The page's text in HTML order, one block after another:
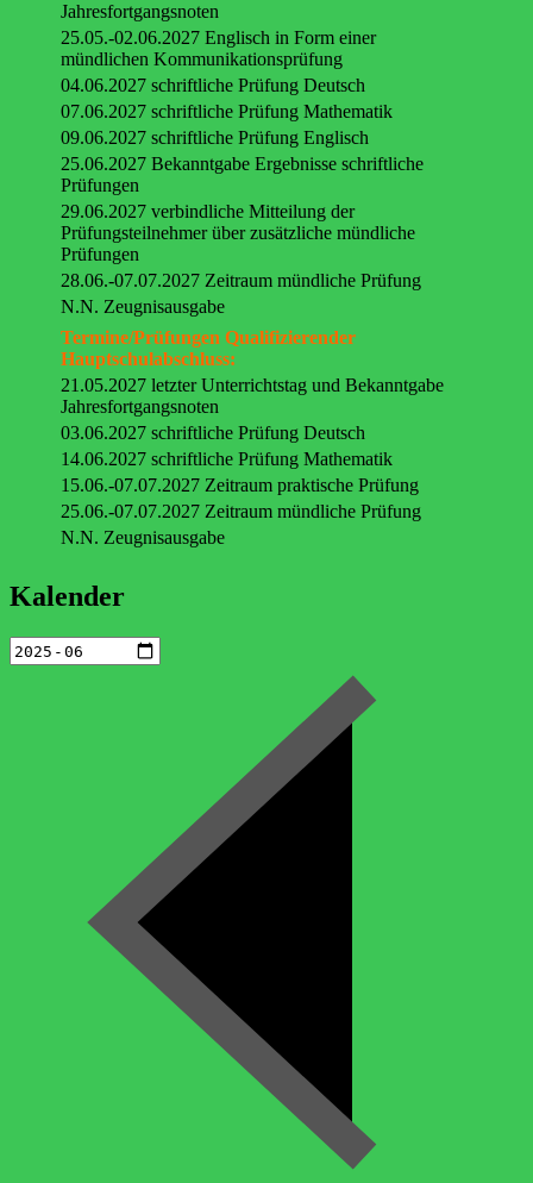
Jahresfortgangsnoten
25.05.-02.06.2027 Englisch in Form einer
mündlichen Kommunikationsprüfung
04.06.2027 schriftliche Prüfung Deutsch
07.06.2027 schriftliche Prüfung Mathematik
09.06.2027 schriftliche Prüfung Englisch
25.06.2027 Bekanntgabe Ergebnisse schriftliche
Prüfungen
29.06.2027 verbindliche Mitteilung der
Prüfungsteilnehmer über zusätzliche mündliche
Prüfungen
28.06.-07.07.2027 Zeitraum mündliche Prüfung
N.N. Zeugnisausgabe
Termine/Prüfungen Qualifizierender
Hauptschulabschluss:
21.05.2027 letzter Unterrichtstag und Bekanntgabe
Jahresfortgangsnoten
03.06.2027 schriftliche Prüfung Deutsch
14.06.2027 schriftliche Prüfung Mathematik
15.06.-07.07.2027 Zeitraum praktische Prüfung
25.06.-07.07.2027 Zeitraum mündliche Prüfung
N.N. Zeugnisausgabe
Kalender